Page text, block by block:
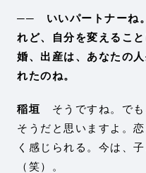
── いいパートナーね
れど、自分を変えるこ
婚、出産は、あなたの
れたのね。
稲垣 そうですね。でも
そうだと思いますよ。
く感じられる。今は、
（笑）。